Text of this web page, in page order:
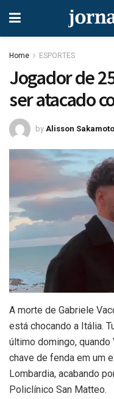
Home ESPORTES
Jogador de
ser atacado
by Alisson Sakamoto
A morte de Gabriele
está chocando a Itália.
último domingo,
chave de fenda em um
Lombardia, acabando
Policlínico San Matteo.